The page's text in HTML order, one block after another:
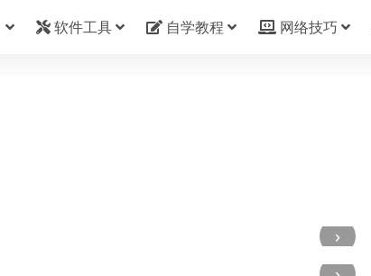
软件工具 自学教程 网络技巧
›